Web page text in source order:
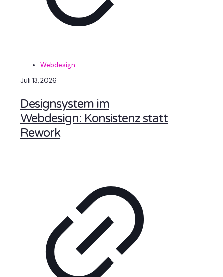
Webdesign
Juli 13, 2026
Designsystem im
Webdesign: Konsistenz statt
Rework